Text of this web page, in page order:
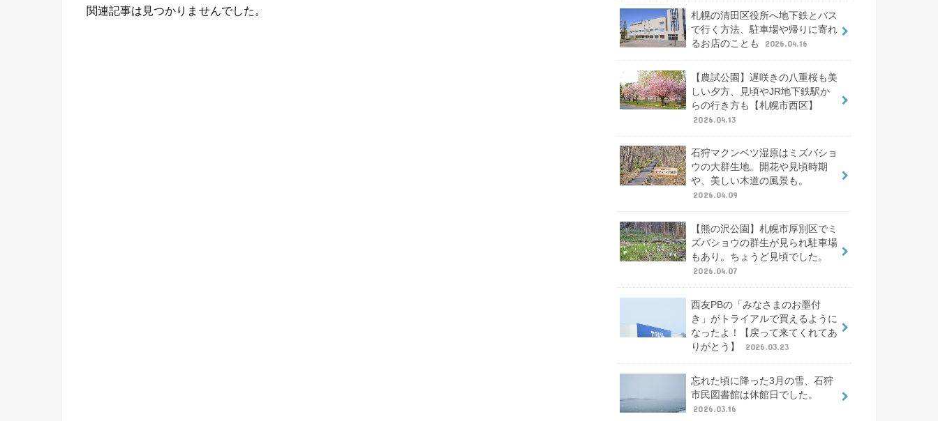
関連記事は見つかりませんでした。
札幌の清田区役所へ地下鉄とバス
で行く方法、駐車場や帰りに寄れ
るお店のことも
2026.04.16
【農試公園】遅咲きの八重桜も美
しい夕方、見頃やJR地下鉄駅か
らの行き方も【札幌市西区】
2026.04.13
石狩マクンベツ湿原はミズバショ
ウの大群生地。開花や見頃時期
や、美しい木道の風景も。
2026.04.09
【熊の沢公園】札幌市厚別区でミ
ズバショウの群生が見られ駐車場
もあり。ちょうど見頃でした。
2026.04.07
西友PBの「みなさまのお墨付
き」がトライアルで買えるように
なったよ！【戻って来てくれてあ
りがとう】
2026.03.23
忘れた頃に降った3月の雪、石狩
市民図書館は休館日でした。
2026.03.16